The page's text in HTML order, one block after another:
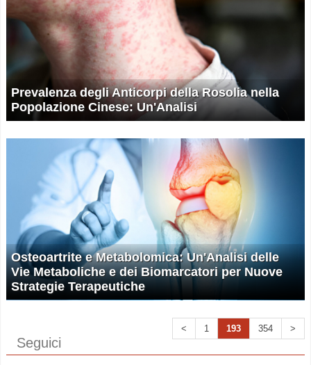
Prevalenza degli Anticorpi della Rosolia nella
Popolazione Cinese: Un'Analisi
Osteoartrite e Metabolomica: Un'Analisi delle
Vie Metaboliche e dei Biomarcatori per Nuove
Strategie Terapeutiche
< 1 193 354 >
Seguici